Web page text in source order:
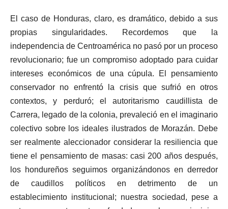
El caso de Honduras, claro, es dramático, debido a sus
propias singularidades. Recordemos que la
independencia de Centroamérica no pasó por un proceso
revolucionario; fue un compromiso adoptado para cuidar
intereses económicos de una cúpula. El pensamiento
conservador no enfrentó la crisis que sufrió en otros
contextos, y perduró; el autoritarismo caudillista de
Carrera, legado de la colonia, prevaleció en el imaginario
colectivo sobre los ideales ilustrados de Morazán. Debe
ser realmente aleccionador considerar la resiliencia que
tiene el pensamiento de masas: casi 200 años después,
los hondureños seguimos organizándonos en derredor
de caudillos políticos en detrimento de un
establecimiento institucional; nuestra sociedad, pese a